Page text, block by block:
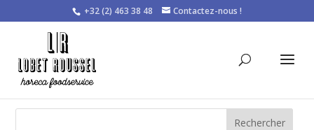
+32 (2) 463 38 48 Contactez-nous !
Rechercher